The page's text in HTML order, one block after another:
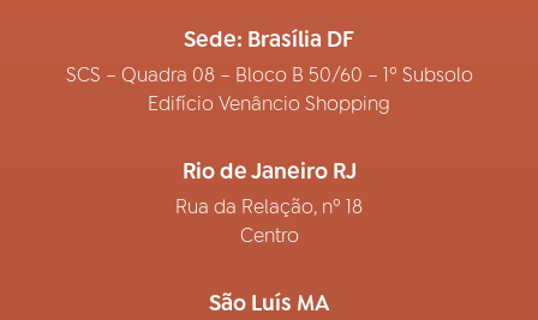
Sede: Brasília DF
SCS – Quadra 08 – Bloco B 50/60 – 1º Subsolo
Edifício Venâncio Shopping
Rio de Janeiro RJ
Rua da Relação, nº 18
Centro
São Luís MA